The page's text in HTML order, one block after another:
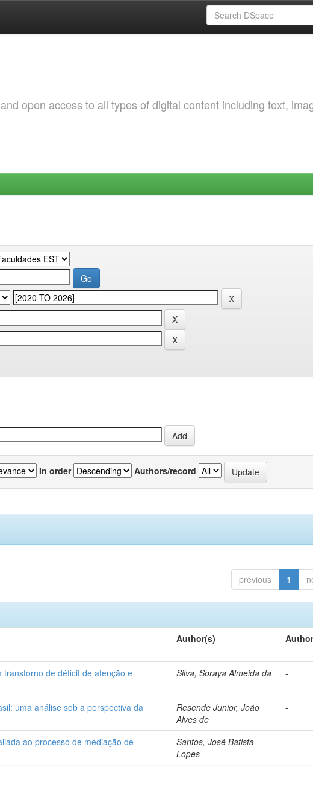
open access to all types of digital content including text,
In order Authors/record
previous 1
Author(s)
de déficit de atenção e
Silva, Soraya Almeida da -
uma análise sob a perspectiva da
Resende Junior, João
Alves de
-
ao processo de mediação de
Santos, José Batista
Lopes
-